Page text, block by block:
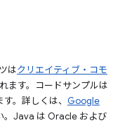
はクリエイティブ・コモ
ます。コードサンプルは
。詳しくは、 Google
。Java は Oracle および